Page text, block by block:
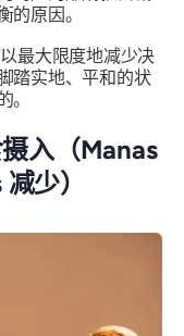
的原因。
最大限度地减少决
踏实地、平和的状
。
入（Manas
少）